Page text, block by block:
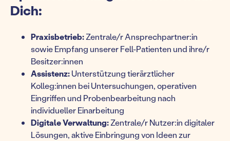
Dich:
Praxisbetrieb:Zentrale/r Ansprechpartner:in
sowie Empfang unserer Fell-Patienten und ihre/r
Besitzer:innen
Assistenz:Unterstützung tierärztlicher
Kolleg:innen bei Untersuchungen, operativen
Eingriffen und Probenbearbeitung nach
individueller Einarbeitung
Digitale Verwaltung:Zentrale/r Nutzer:in digitaler
Lösungen, aktive Einbringung von Ideen zur